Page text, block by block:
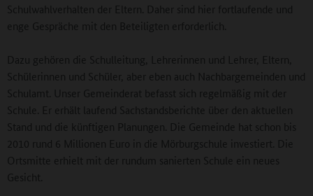
Schulwahlverhalten der Eltern. Daher sind hier fortlaufende und
enge Gespräche mit den Beteiligten erforderlich.
Dazu gehören die Schulleitung, Lehrerinnen und Lehrer, Eltern,
Schülerinnen und Schüler, aber eben auch Nachbargemeinden und
Schulamt. Unser Gemeinderat befasst sich regelmäßig mit der
Schule. Er erhält laufend Sachstandsberichte über den aktuellen
Stand und die künftigen Planungen. Die Gemeinde hat schon bis
2010 rund 6 Millionen Euro in die Mörburgschule investiert. Die
Ortsmitte erhielt mit der rundum sanierten Schule ein neues
Gesicht.